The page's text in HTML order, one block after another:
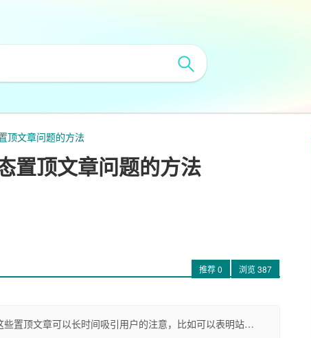
顶文章问题的方法
置顶文章问题的方法
推荐0 浏览387
置顶文章可以长时间吸引用户的注意，比如可以表明站…